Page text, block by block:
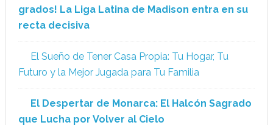
grados! La Liga Latina de Madison entra en su
recta decisiva
El Sueño de Tener Casa Propia: Tu Hogar, Tu
Futuro y la Mejor Jugada para Tu Familia
El Despertar de Monarca: El Halcón Sagrado
que Lucha por Volver al Cielo